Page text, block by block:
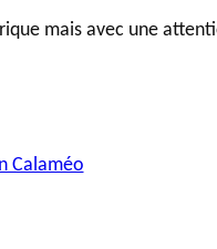
mais avec une
Calaméo